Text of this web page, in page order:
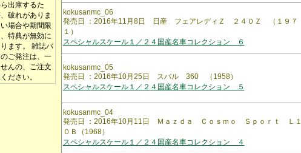
出庫するた
破れがありま
場合や期間限
特典が無効に
ます。 雑誌バ
ご発注は、一
んの、ご注文
ださい。
kokusanmc_06
発売日 ：2016年11月8日 日産 フェアレディＺ ２４０Ｚ （１９７
１）
スペシャルスケール１／２４国産名車コレクション ６
kokusanmc_05
発売日 ：2016年10月25日 スバル 360 （1958）
スペシャルスケール１／２４国産名車コレクション ５
kokusanmc_04
発売日 ：2016年10月11日 Ｍａｚｄａ Ｃｏｓｍｏ Ｓｐｏｒｔ Ｌ１
０Ｂ（1968）
スペシャルスケール１／２４国産名車コレクション ４